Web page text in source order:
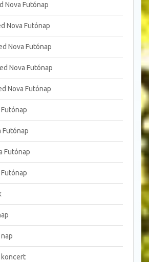
Nova Futónap
Nova Futónap
Nova Futónap
Nova Futónap
Nova Futónap
Futónap
Futónap
Futónap
Futónap
koncert